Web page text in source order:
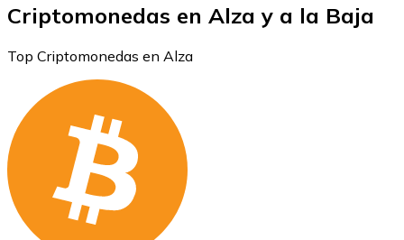
Criptomonedas en Alza y a la Baja
Top Criptomonedas en Alza